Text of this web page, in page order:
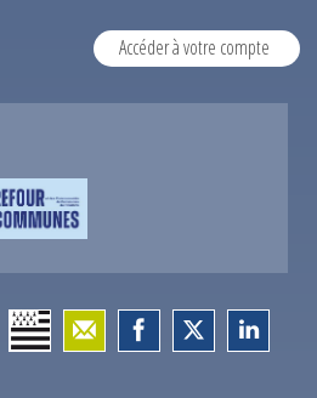
Accéder à votre compte